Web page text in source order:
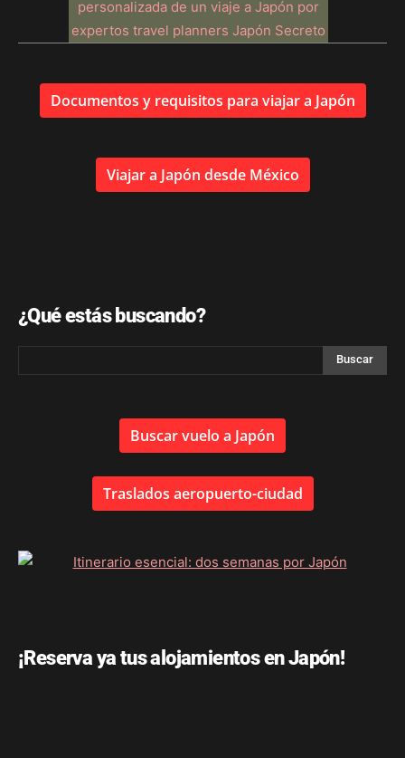
Documentos y requisitos para viajar a Japón
Viajar a Japón desde México
¿Qué estás buscando?
Buscar vuelo a Japón
Traslados aeropuerto-ciudad
¡Reserva ya tus alojamientos en Japón!